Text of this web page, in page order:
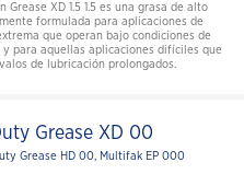
Grease XD 1.5 1.5 es una grasa de alto
formulada para aplicaciones de
que operan bajo condiciones de
para aquellas aplicaciones difíciles que
de lubricación prolongados.
Grease XD 00
Grease HD 00, Multifak EP 000